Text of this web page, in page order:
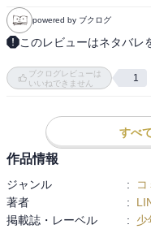
powered by ブクログ
このレビューはネタバレ
時は2040年。難病に侵され
めた怜人を待っていたのは
る世界だった…! 近未来エ
・‥…━━━☆・
感想は最終巻にまとめて記
ブクログレビューは
いいねできません
1
すべ
作品情報
ジャンル : コ
著者
:
掲載誌・レーベル
:
少